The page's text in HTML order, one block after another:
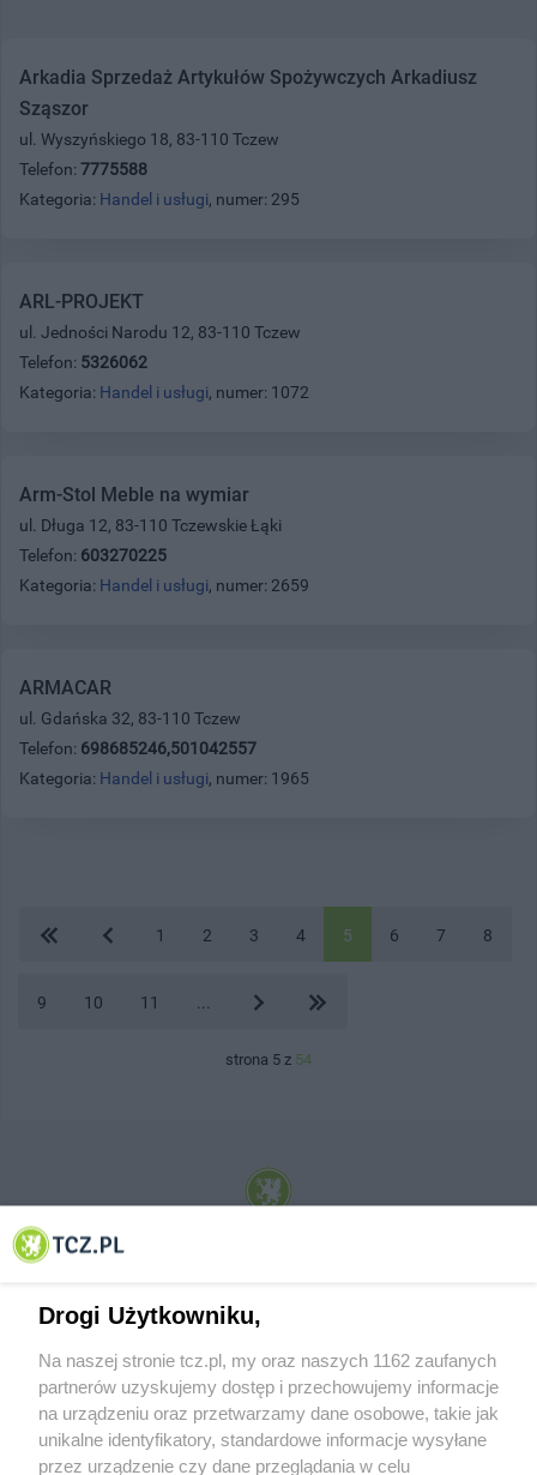
Arkadia Sprzedaż Artykułów Spożywczych Arkadiusz
Sząszor
ul. Wyszyńskiego 18, 83-110 Tczew
Telefon: 7775588
Kategoria: Handel i usługi, numer: 295
ARL-PROJEKT
ul. Jedności Narodu 12, 83-110 Tczew
Telefon: 5326062
Kategoria: Handel i usługi, numer: 1072
Arm-Stol Meble na wymiar
ul. Długa 12, 83-110 Tczewskie Łąki
Telefon: 603270225
Kategoria: Handel i usługi, numer: 2659
ARMACAR
ul. Gdańska 32, 83-110 Tczew
Telefon: 698685246,501042557
Kategoria: Handel i usługi, numer: 1965
1 2 3 4 5 6 7 8
9 10 11
strona 5 z 54
© 2001-2026 Tczew - TCZ.PL Sp. z o.o. Internetowy Serwis Informacyjny Miasta
Drogi Użytkowniku,
Na naszej stronie tcz.pl, my oraz naszych 1162 zaufanych
partnerów uzyskujemy dostęp i przechowujemy informacje
na urządzeniu oraz przetwarzamy dane osobowe, takie jak
unikalne identyfikatory, standardowe informacje wysyłane
przez urządzenie czy dane przeglądania w celu